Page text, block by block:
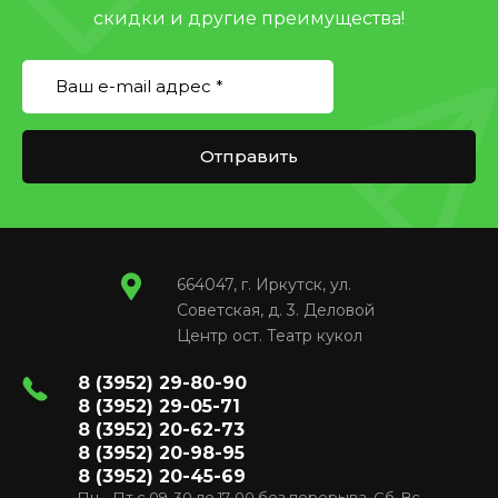
скидки и другие преимущества!
Отправить
664047, г. Иркутск, ул.
Советская, д. 3. Деловой
Центр ост. Театр кукол
8 (3952) 29-80-90
8 (3952) 29-05-71
8 (3952) 20-62-73
8 (3952) 20-98-95
8 (3952) 20-45-69